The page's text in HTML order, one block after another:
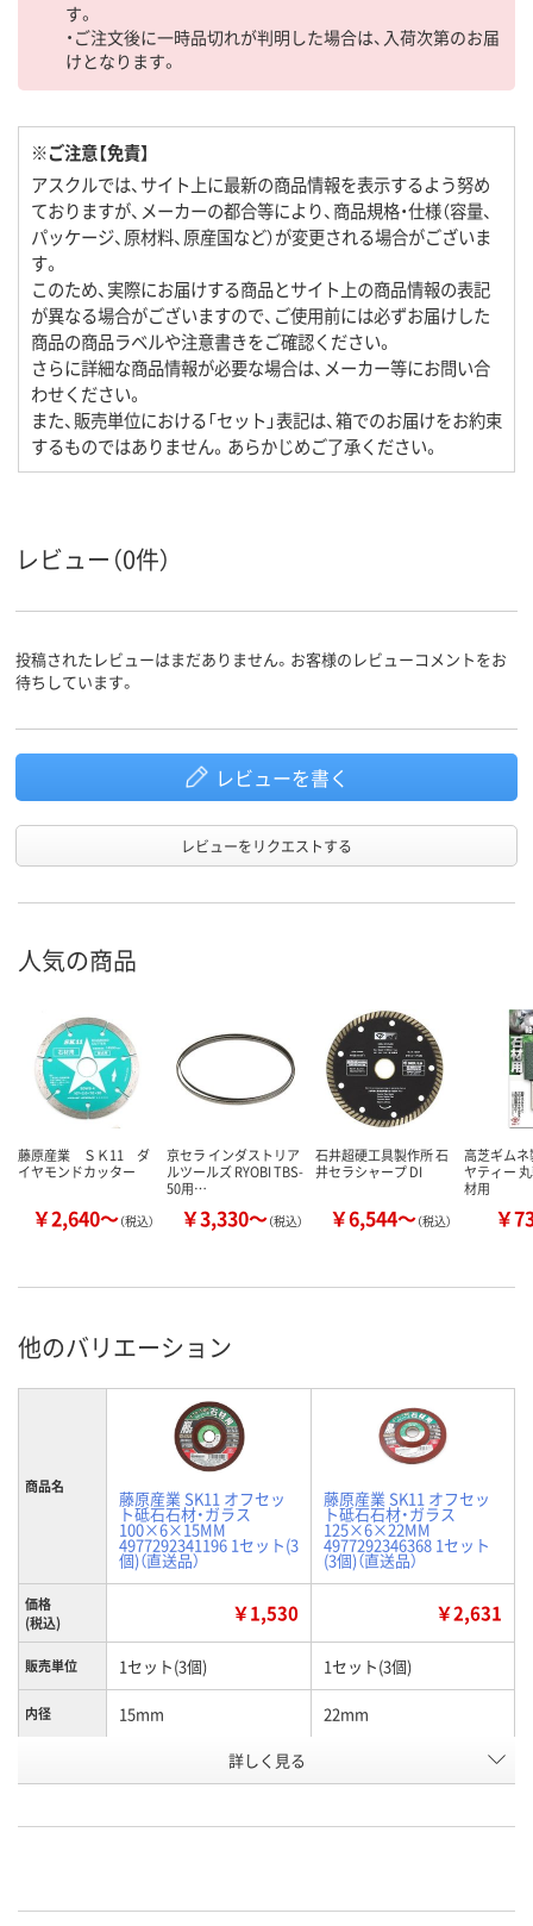
す。
・ご注文後に一時品切れが判明した場合は、入荷次第のお届
けとなります。
※ご注意【免責】
アスクルでは、サイト上に最新の商品情報を表示するよう努め
ておりますが、メーカーの都合等により、商品規格・仕様（容量、
パッケージ、原材料、原産国など）が変更される場合がございま
す。
このため、実際にお届けする商品とサイト上の商品情報の表記
が異なる場合がございますので、ご使用前には必ずお届けした
商品の商品ラベルや注意書きをご確認ください。
さらに詳細な商品情報が必要な場合は、メーカー等にお問い合
わせください。
また、販売単位における「セット」表記は、箱でのお届けをお約束
するものではありません。あらかじめご了承ください。
レビュー（0件）
投稿されたレビューはまだありません。お客様のレビューコメントをお
待ちしています。
レビューを書く
レビューをリクエストする
人気の商品
藤原産業 ＳＫ11 ダ
イヤモンドカッター
￥2,640～（税込）
京セラ インダストリア
ルツールズ RYOBI TBS-
50用…
￥3,330～（税込）
石井超硬工具製作所 石
井セラシャープ DI
￥6,544～（税込）
高芝ギム
ヤティー
材用
￥
他のバリエーション
商品名
藤原産業 SK11 オフセッ
ト砥石石材・ガラス
100×6×15MM
4977292341196 1セット(3
個)（直送品）
藤原産業 SK11 オフセッ
ト砥石石材・ガラス
125×6×22MM
4977292346368 1セット
(3個)（直送品）
価格
(税込)
￥1,530 ￥2,631
販売単位 1セット(3個) 1セット(3個)
内径 15mm 22mm
サイズ
奥行101×幅101×高さ
10mm
10mm
お申込番号 KA38754 E145560
詳しく見る